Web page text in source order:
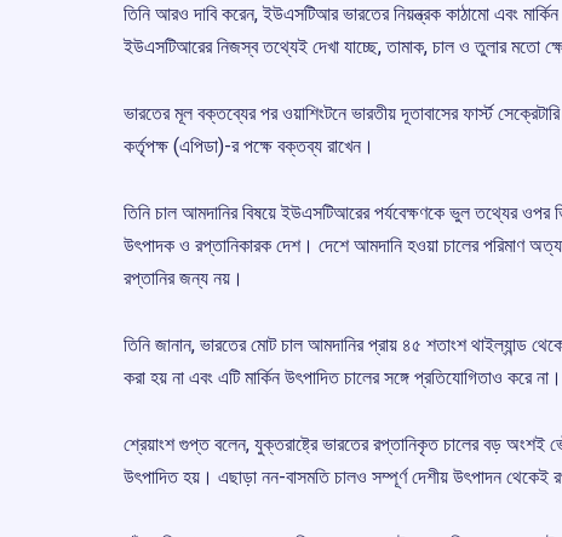
তিনি আরও দাবি করেন, ইউএসটিআর ভারতের নিয়ন্ত্রক কাঠামো এবং
ইউএসটিআরের নিজস্ব তথ্যেই দেখা যাচ্ছে, তামাক, চাল ও তুলার মতো
ভারতের মূল বক্তব্যের পর ওয়াশিংটনে ভারতীয় দূতাবাসের ফার্স্ট
কর্তৃপক্ষ (এপিডা)-র পক্ষে বক্তব্য রাখেন।
তিনি চাল আমদানির বিষয়ে ইউএসটিআরের পর্যবেক্ষণকে ভুল তথ্যের
উৎপাদক ও রপ্তানিকারক দেশ। দেশে আমদানি হওয়া চালের পরিমাণ
রপ্তানির জন্য নয়।
তিনি জানান, ভারতের মোট চাল আমদানির প্রায় ৪৫ শতাংশ থাইল্যান্ড
করা হয় না এবং এটি মার্কিন উৎপাদিত চালের সঙ্গে প্রতিযোগিতাও করে না।
শ্রেয়াংশ গুপ্ত বলেন, যুক্তরাষ্ট্রে ভারতের রপ্তানিকৃত চালের বড় অংশই
উৎপাদিত হয়। এছাড়া নন-বাসমতি চালও সম্পূর্ণ দেশীয় উৎপাদন থেকেই